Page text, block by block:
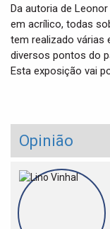
Da autoria de
em acrílico, todas
tem realizado várias
diversos pontos do
Esta exposição vai
Opinião